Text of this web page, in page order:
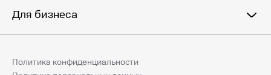
Для бизнеса
Политика конфиденциальности